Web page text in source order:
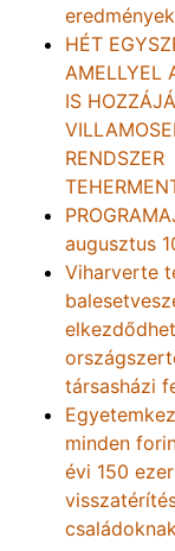
HÉT
AMELLYEL
IS
RENDSZER
augusztus
Viharverte
társasházi
minden
évi 150